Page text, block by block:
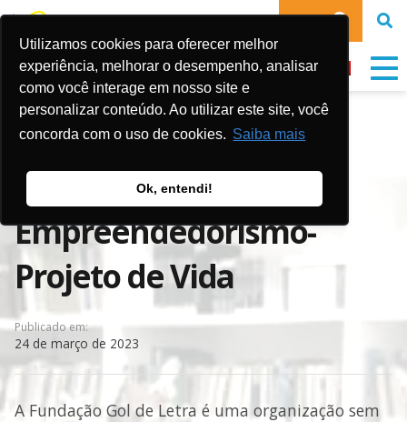
Utilizamos cookies para oferecer melhor
experiência, melhorar o desempenho, analisar
como você interage em nosso site e
personalizar conteúdo. Ao utilizar este site, você
concorda com o uso de cookies. Saiba mais
Ok, entendi!
DOE
VAGA: Educador para
oficinas de
Empreendedorismo-
Projeto de Vida
Publicado em:
24 de março de 2023
A Fundação Gol de Letra é uma organização sem